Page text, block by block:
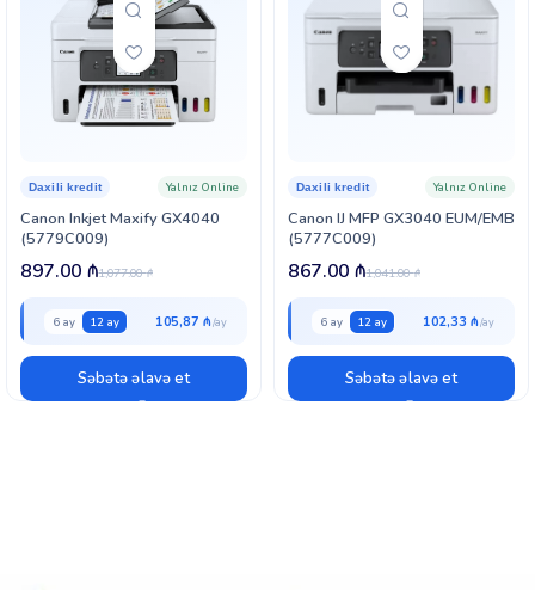
Canon Inkjet Maxify GX4040
(5779C009)
Daxili kredit Yalnız Online
1,077.00₼
897.00 ₼
6 ay 12 ay 105,87 ₼
Səbətə əlavə et
Canon IJ MFP GX3040 EUM/EMB
(5777C009)
Daxili kredit Yalnız Online
1,041.00₼
867.00 ₼
6 ay 12 ay 102,33 ₼
Səbətə əlavə et